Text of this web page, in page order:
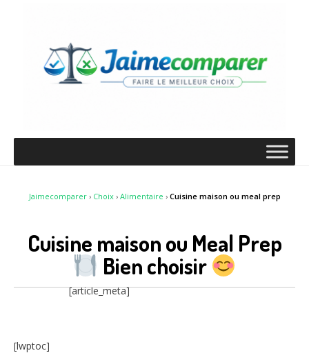
Jaimecomparer› Choix› Alimentaire › Cuisine maison ou meal prep
Cuisine maison ou Meal Prep
Bien choisir
[article_meta]
[lwptoc]